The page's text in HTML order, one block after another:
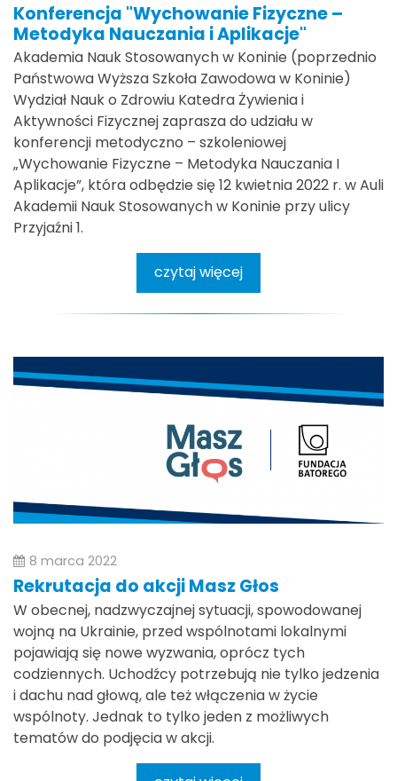
Konferencja "Wychowanie Fizyczne –
Metodyka Nauczania i Aplikacje"
Akademia Nauk Stosowanych w Koninie (poprzednio
Państwowa Wyższa Szkoła Zawodowa w Koninie)
Wydział Nauk o Zdrowiu Katedra Żywienia i
Aktywności Fizycznej zaprasza do udziału w
konferencji metodyczno – szkoleniowej
„Wychowanie Fizyczne – Metodyka Nauczania I
Aplikacje”, która odbędzie się 12 kwietnia 2022 r. w Auli
Akademii Nauk Stosowanych w Koninie przy ulicy
Przyjaźni 1.
czytaj więcej
8 marca 2022
Rekrutacja do akcji Masz Głos
W obecnej, nadzwyczajnej sytuacji, spowodowanej
wojną na Ukrainie, przed wspólnotami lokalnymi
pojawiają się nowe wyzwania, oprócz tych
codziennych. Uchodźcy potrzebują nie tylko jedzenia
i dachu nad głową, ale też włączenia w życie
wspólnoty. Jednak to tylko jeden z możliwych
tematów do podjęcia w akcji.